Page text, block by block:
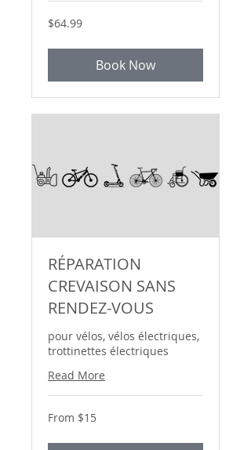
64.99
Canadian
$64.99
Book Now
RÉPARATION
CREVAISON SANS
RENDEZ-VOUS
pour vélos, vélos électriques,
trottinettes électriques
Read More
From
15
From $15